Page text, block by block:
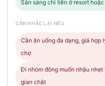
Sẵn sàng chi tiền ở resort
CÂN NHẮC LẠI NẾU
Cần ăn uống đa dạng, giá
chợ
Đi nhóm đông muốn nhậu
gian chật